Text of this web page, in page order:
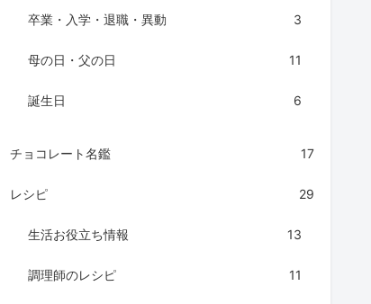
卒業・入学・退職・異動 3
母の日・父の日 11
誕生日 6
チョコレート名鑑 17
レシピ 29
生活お役立ち情報 13
調理師のレシピ 11